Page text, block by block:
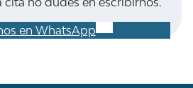
en WhatsApp